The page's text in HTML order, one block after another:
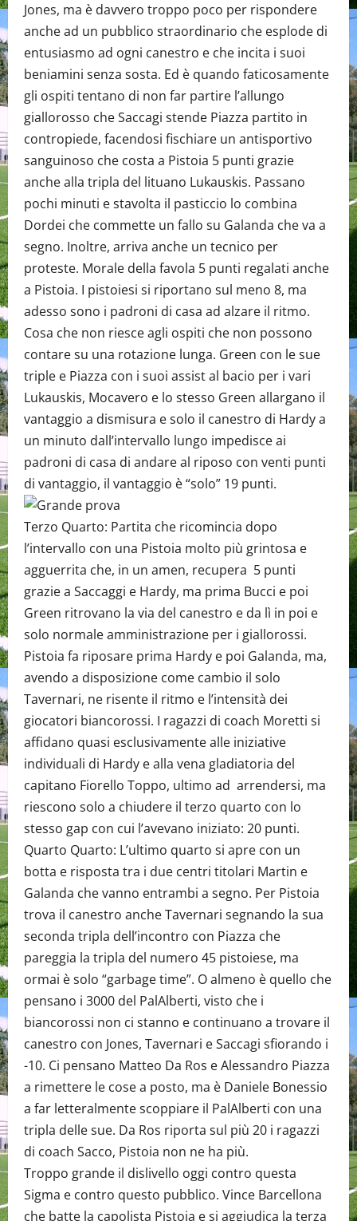
Jones, ma è davvero troppo poco per rispondere
anche ad un pubblico straordinario che esplode di
entusiasmo ad ogni canestro e che incita i suoi
beniamini senza sosta. Ed è quando faticosamente
gli ospiti tentano di non far partire l’allungo
giallorosso che Saccagi stende Piazza partito in
contropiede, facendosi fischiare un antisportivo
sanguinoso che costa a Pistoia 5 punti grazie
anche alla tripla del lituano Lukauskis. Passano
pochi minuti e stavolta il pasticcio lo combina
Dordei che commette un fallo su Galanda che va a
segno. Inoltre, arriva anche un tecnico per
proteste. Morale della favola 5 punti regalati anche
a Pistoia. I pistoiesi si riportano sul meno 8, ma
adesso sono i padroni di casa ad alzare il ritmo.
Cosa che non riesce agli ospiti che non possono
contare su una rotazione lunga. Green con le sue
triple e Piazza con i suoi assist al bacio per i vari
Lukauskis, Mocavero e lo stesso Green allargano il
vantaggio a dismisura e solo il canestro di Hardy a
un minuto dall’intervallo lungo impedisce ai
padroni di casa di andare al riposo con venti punti
di vantaggio, il vantaggio è “solo” 19 punti.
Terzo Quarto: Partita che ricomincia dopo
l’intervallo con una Pistoia molto più grintosa e
agguerrita che, in un amen, recupera 5 punti
grazie a Saccaggi e Hardy, ma prima Bucci e poi
Green ritrovano la via del canestro e da lì in poi e
solo normale amministrazione per i giallorossi.
Pistoia fa riposare prima Hardy e poi Galanda, ma,
avendo a disposizione come cambio il solo
Tavernari, ne risente il ritmo e l’intensità dei
giocatori biancorossi. I ragazzi di coach Moretti si
affidano quasi esclusivamente alle iniziative
individuali di Hardy e alla vena gladiatoria del
capitano Fiorello Toppo, ultimo ad arrendersi, ma
riescono solo a chiudere il terzo quarto con lo
stesso gap con cui l’avevano iniziato: 20 punti.
Quarto Quarto: L’ultimo quarto si apre con un
botta e risposta tra i due centri titolari Martin e
Galanda che vanno entrambi a segno. Per Pistoia
trova il canestro anche Tavernari segnando la sua
seconda tripla dell’incontro con Piazza che
pareggia la tripla del numero 45 pistoiese, ma
ormai è solo “garbage time”. O almeno è quello che
pensano i 3000 del PalAlberti, visto che i
biancorossi non ci stanno e continuano a trovare il
canestro con Jones, Tavernari e Saccagi sfiorando i
-10. Ci pensano Matteo Da Ros e Alessandro Piazza
a rimettere le cose a posto, ma è Daniele Bonessio
a far letteralmente scoppiare il PalAlberti con una
tripla delle sue. Da Ros riporta sul più 20 i ragazzi
di coach Sacco, Pistoia non ne ha più.
Troppo grande il dislivello oggi contro questa
Sigma e contro questo pubblico. Vince Barcellona
che batte la capolista Pistoia e si aggiudica la terza